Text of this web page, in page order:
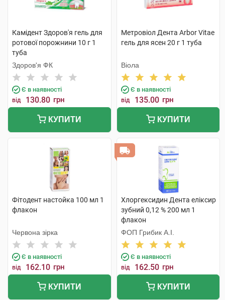
Камідент Здоров'я гель для
ротової порожнини 10 г 1
туба
Здоров'я ФК
Є в наявності
від 130.80 грн
КУПИТИ
Метровіол Дента Arbor Vitae
гель для ясен 20 г 1 туба
Віола
Є в наявності
від 135.00 грн
КУПИТИ
Фітодент настойка 100 мл 1
флакон
Червона зірка
Є в наявності
від 162.10 грн
КУПИТИ
Хлоргексидин Дента еліксир
зубний 0,12 % 200 мл 1
флакон
ФОП Грибик А.І.
Є в наявності
від 162.50 грн
КУПИТИ